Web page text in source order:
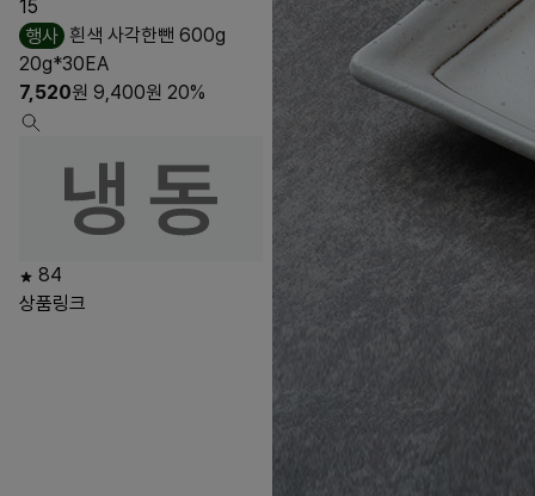
15
행사 흰색 사각한뺀 600g
20g*30EA
7,520원 9,400원 20%
84
상품링크